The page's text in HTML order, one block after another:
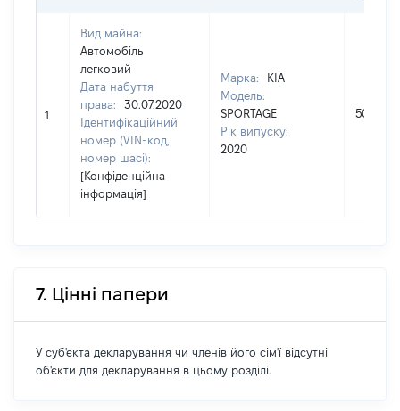
1
Вид майна:
Автомобіль
легковий
Дата набуття
права:
30.07.2020
Ідентифікаційний
номер (VIN-код,
номер шасі):
[Конфіденційна
інформація]
Марка:
KIA
Модель:
SPORTAGE
Рік випуску:
2020
503806
7. Цінні папери
У суб'єкта декларування чи членів його сім'ї відсутні
об'єкти для декларування в цьому розділі.